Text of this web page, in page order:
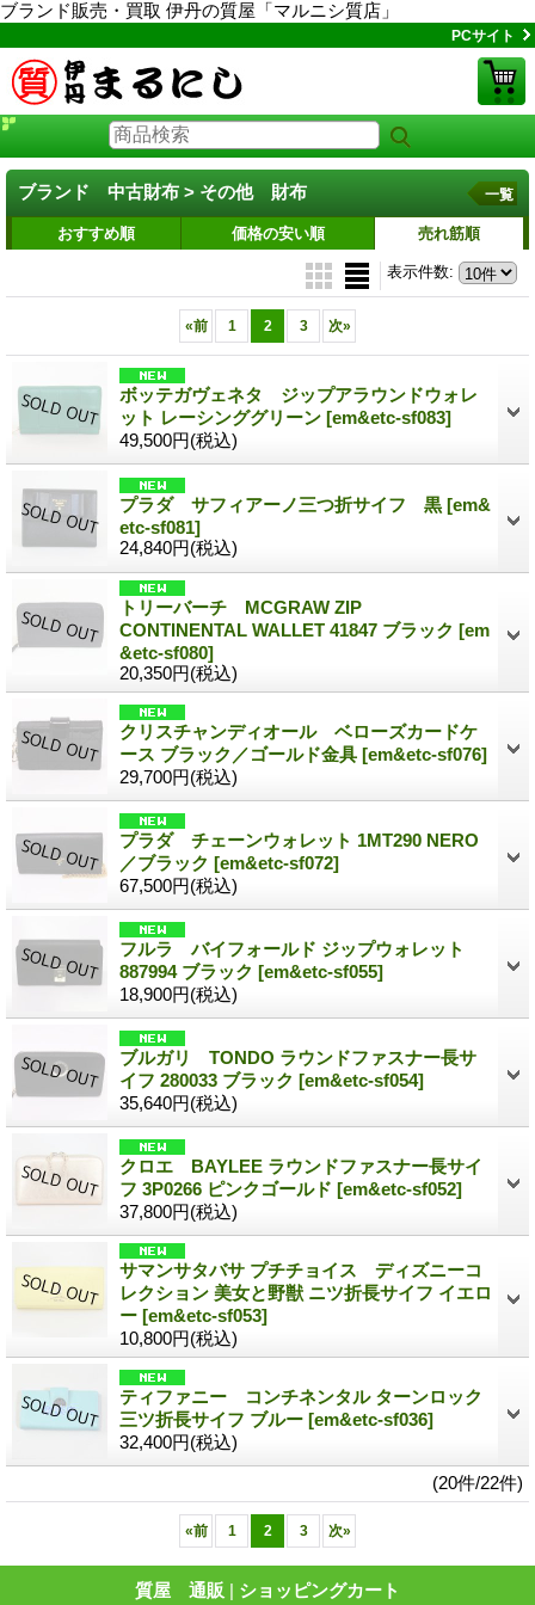
ブランド販売・買取 伊丹の質屋「マルニシ質店」
PCサイト
ブランド 中古財布 > その他 財布 一覧
おすすめ順 価格の安い順 売れ筋順
表示件数:
«前 1 2 3 次»
ボッテガヴェネタ ジップアラウンドウォレ
ット レーシンググリーン [em&etc-sf083]
49,500円(税込)
プラダ サフィアーノ三つ折サイフ 黒 [em&
etc-sf081]
24,840円(税込)
トリーバーチ MCGRAW ZIP
CONTINENTAL WALLET 41847 ブラック [em
&etc-sf080]
20,350円(税込)
クリスチャンディオール ベローズカードケ
ース ブラック／ゴールド金具 [em&etc-sf076]
29,700円(税込)
プラダ チェーンウォレット 1MT290 NERO
／ブラック [em&etc-sf072]
67,500円(税込)
フルラ バイフォールド ジップウォレット
887994 ブラック [em&etc-sf055]
18,900円(税込)
ブルガリ TONDO ラウンドファスナー長サ
イフ 280033 ブラック [em&etc-sf054]
35,640円(税込)
クロエ BAYLEE ラウンドファスナー長サイ
フ 3P0266 ピンクゴールド [em&etc-sf052]
37,800円(税込)
サマンサタバサ プチチョイス ディズニーコ
レクション 美女と野獣 ニツ折長サイフ イエロ
ー [em&etc-sf053]
10,800円(税込)
ティファニー コンチネンタル ターンロック
三ツ折長サイフ ブルー [em&etc-sf036]
32,400円(税込)
(20件/22件)
«前 1 2 3 次»
質屋 通販 | ショッピングカート